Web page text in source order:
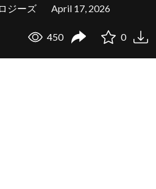
ジーズ April 17, 2026
450 0